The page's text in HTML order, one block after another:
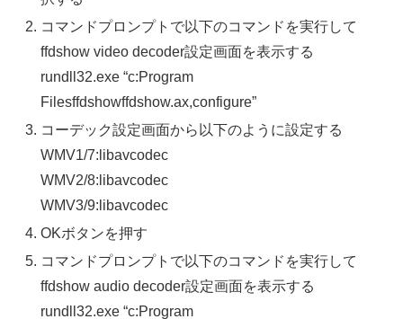
コマンドプロンプトで以下のコマンドを実行して
ffdshow video decoder設定画面を表示する
rundll32.exe “c:Program
Filesffdshowffdshow.ax,configure”
コーデック設定画面から以下のように設定する
WMV1/7:libavcodec
WMV2/8:libavcodec
WMV3/9:libavcodec
OKボタンを押す
コマンドプロンプトで以下のコマンドを実行して
ffdshow audio decoder設定画面を表示する
rundll32.exe “c:Program